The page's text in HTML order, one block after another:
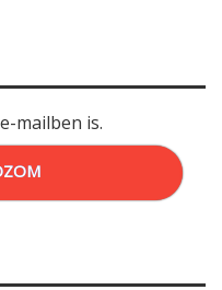
mailben is.